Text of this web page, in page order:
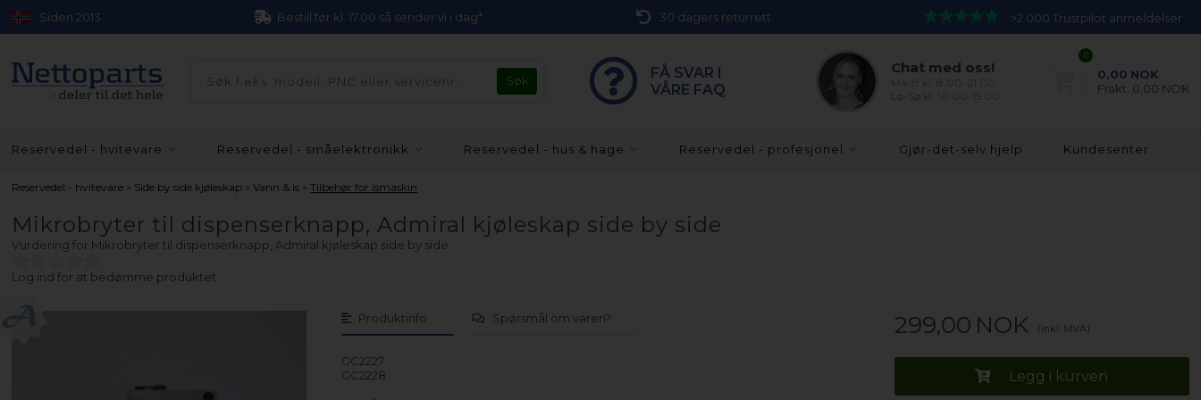
Siden 2013 Bestill før kl. 17.00 så sender vi i dag* 30 dagers returrett >2.000 Trustpilot anmeldelser
FÅ SVAR I
VÅRE FAQ
Chat med oss!
0
0,00 NOK
Frakt: 0,00 NOK
Reservedel - hvitevare Reservedel - småelektronikk Reservedel - hus & hage Reservedel - profesjonel Gjør-det-selv hjelp Kundesenter
Reservedel - hvitevare » Side by side kjøleskap »Vann & is »Tilbehør for ismaskin
Mikrobryter til dispenserknapp, Admiral kjøleskap side by side
Vurdering for Mikrobryter til dispenserknapp, Admiral kjøleskap side by side
Log ind for at bedømme produktet
Produktinfo Spørsmål om varen?
GC2227
GC2228
299,00 NOK (inkl. MVA)
Legg i kurven